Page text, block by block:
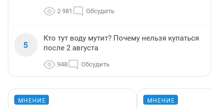
2 981 Обсудить
5
Кто тут воду мутит? Почему нельзя купаться
после 2 августа
948 Обсудить
МНЕНИЕ МНЕНИЕ